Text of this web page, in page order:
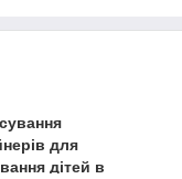
для
дітей в